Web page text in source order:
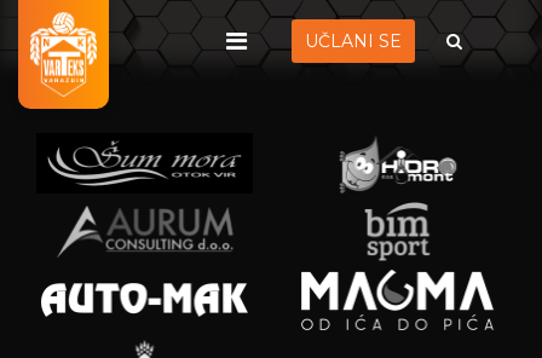
UČLANI SE